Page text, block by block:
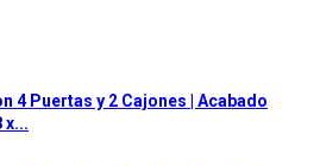
4 Puertas y 2 Cajones | Acabado
x...